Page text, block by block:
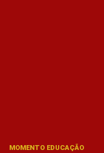
MOMENTO EDUCAÇÃO